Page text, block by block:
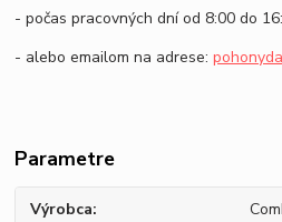
- počas pracovných dní od 8:00 do
- alebo emailom na adrese:
Parametre
Výrobca